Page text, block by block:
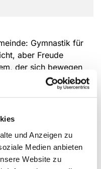
und Anzeigen zu
Medien anbieten
Website zu
Gymnastik für
aber Freude
der sich bewegen
Sie sich in
Wir laden Sie
bekommen Sie
/ 89 03 047
/ 29 89